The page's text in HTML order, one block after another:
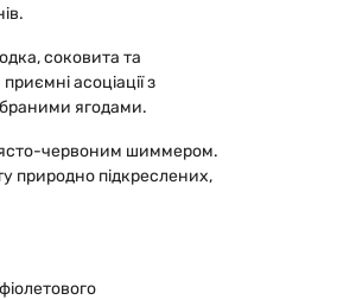
соковита та
асоціації з
ягодами.
червоним шиммером.
природно підкреслених,